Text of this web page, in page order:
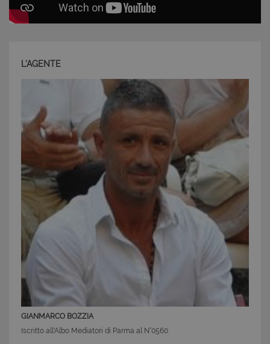
L'AGENTE
GIANMARCO BOZZIA
Iscritto all'Albo Mediatori di Parma al N°0560
CookieScriptConsent
CookieScript
www.latuacasainsardegna.com
6 mesi 5